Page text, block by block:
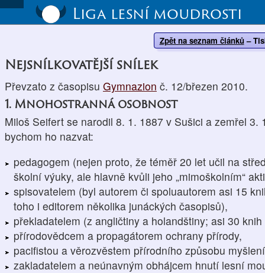
Liga lesní moudrosti
Zpět na seznam článků –
Nejsnílkovatější snílek
Převzato z časopisu Gymnazion č. 12/březen 2010.
1. Mnohostranná osobnost
Miloš Seifert se narodil 8. 1. 1887 v Sušici a zemřel 3.
bychom ho nazvat:
pedagogem (nejen proto, že téměř 20 let učil na
školní výuky, ale hlavně kvůli jeho „mimoškolním“
spisovatelem (byl autorem či spoluautorem asi 15
toho i editorem několika junáckých časopisů),
překladatelem (z angličtiny a holandštiny; asi 30
přírodovědcem a propagátorem ochrany přírody,
pacifistou a věrozvěstem přírodního způsobu
zakladatelem a neúnavným obhájcem hnutí lesní